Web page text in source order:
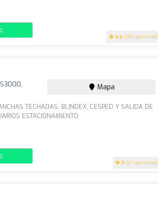
4.6 (39 opiniones)
5 (21 opiniones)
Mapa
TECHADAS, BLINDEX, CESPED Y SALIDA DE
ESTACIONAMIENTO